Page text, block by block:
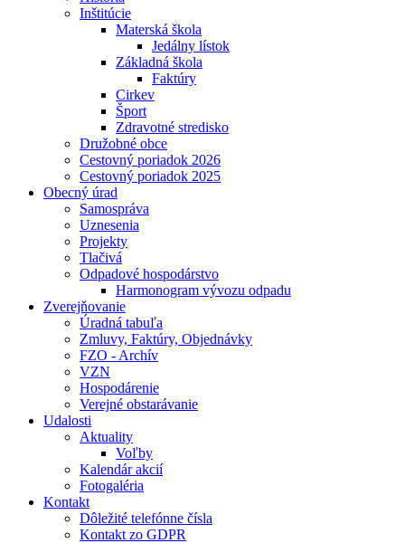
Inštitúcie
Materská škola
Jedálny lístok
Základná škola
Faktúry
Cirkev
Šport
Zdravotné stredisko
Družobné obce
Cestovný poriadok 2026
Cestovný poriadok 2025
Obecný úrad
Samospráva
Uznesenia
Projekty
Tlačivá
Odpadové hospodárstvo
Harmonogram vývozu odpadu
Zverejňovanie
Úradná tabuľa
Zmluvy, Faktúry, Objednávky
FZO - Archív
VZN
Hospodárenie
Verejné obstarávanie
Udalosti
Aktuality
Voľby
Kalendár akcií
Fotogaléria
Kontakt
Dôležité telefónne čísla
Kontakt zo GDPR